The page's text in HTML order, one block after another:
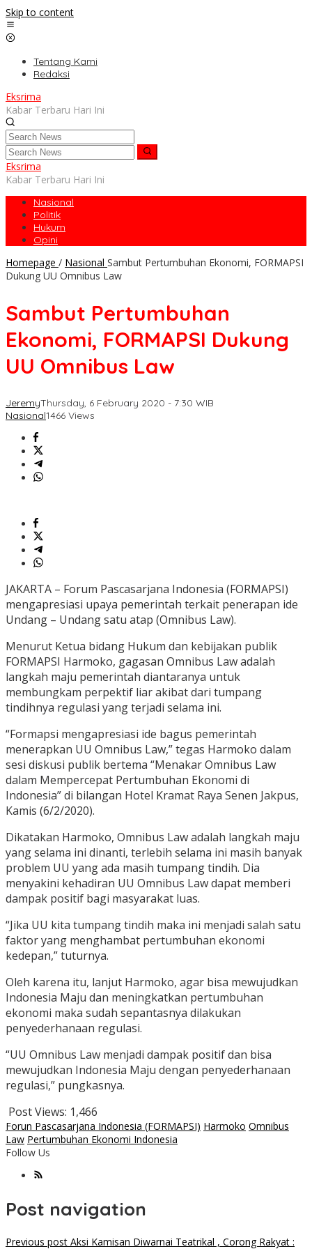
Skip to content
Tentang Kami
Redaksi
Eksrima
Kabar Terbaru Hari Ini
Eksrima
Kabar Terbaru Hari Ini
Nasional
Politik
Hukum
Opini
Homepage / Nasional Sambut Pertumbuhan Ekonomi, FORMAPSI
Dukung UU Omnibus Law
Sambut Pertumbuhan
Ekonomi, FORMAPSI Dukung
UU Omnibus Law
JeremyThursday, 6 February 2020 - 7:30 WIB
Nasional1466 Views
JAKARTA – Forum Pascasarjana Indonesia (FORMAPSI)
mengapresiasi upaya pemerintah terkait penerapan ide
Undang – Undang satu atap (Omnibus Law).
Menurut Ketua bidang Hukum dan kebijakan publik
FORMAPSI Harmoko, gagasan Omnibus Law adalah
langkah maju pemerintah diantaranya untuk
membungkam perpektif liar akibat dari tumpang
tindihnya regulasi yang terjadi selama ini.
“Formapsi mengapresiasi ide bagus pemerintah
menerapkan UU Omnibus Law,” tegas Harmoko dalam
sesi diskusi publik bertema “Menakar Omnibus Law
dalam Mempercepat Pertumbuhan Ekonomi di
Indonesia” di bilangan Hotel Kramat Raya Senen Jakpus,
Kamis (6/2/2020).
Dikatakan Harmoko, Omnibus Law adalah langkah maju
yang selama ini dinanti, terlebih selama ini masih banyak
problem UU yang ada masih tumpang tindih. Dia
menyakini kehadiran UU Omnibus Law dapat memberi
dampak positif bagi masyarakat luas.
“Jika UU kita tumpang tindih maka ini menjadi salah satu
faktor yang menghambat pertumbuhan ekonomi
kedepan,” tuturnya.
Oleh karena itu, lanjut Harmoko, agar bisa mewujudkan
Indonesia Maju dan meningkatkan pertumbuhan
ekonomi maka sudah sepantasnya dilakukan
penyederhanaan regulasi.
“UU Omnibus Law menjadi dampak positif dan bisa
mewujudkan Indonesia Maju dengan penyederhanaan
regulasi,” pungkasnya.
Post Views: 1,466
Forun Pascasarjana Indonesia (FORMAPSI) Harmoko Omnibus
Law Pertumbuhan Ekonomi Indonesia
Follow Us
Post navigation
Previous post Aksi Kamisan Diwarnai Teatrikal , Corong Rakyat :